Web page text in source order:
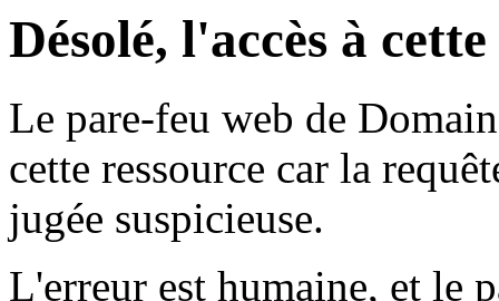
Désolé, l'accès à
Le pare-feu web de
cette ressource car la
jugée suspicieuse.
L'erreur est humaine, et le